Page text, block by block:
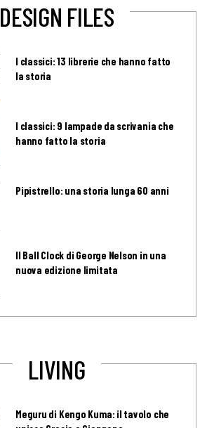
DESIGN FILES
I classici: 13 librerie che hanno fatto
la storia
I classici: 9 lampade da scrivania che
hanno fatto la storia
Pipistrello: una storia lunga 60 anni
Il Ball Clock di George Nelson in una
nuova edizione limitata
LIVING
Meguru di Kengo Kuma: il tavolo che